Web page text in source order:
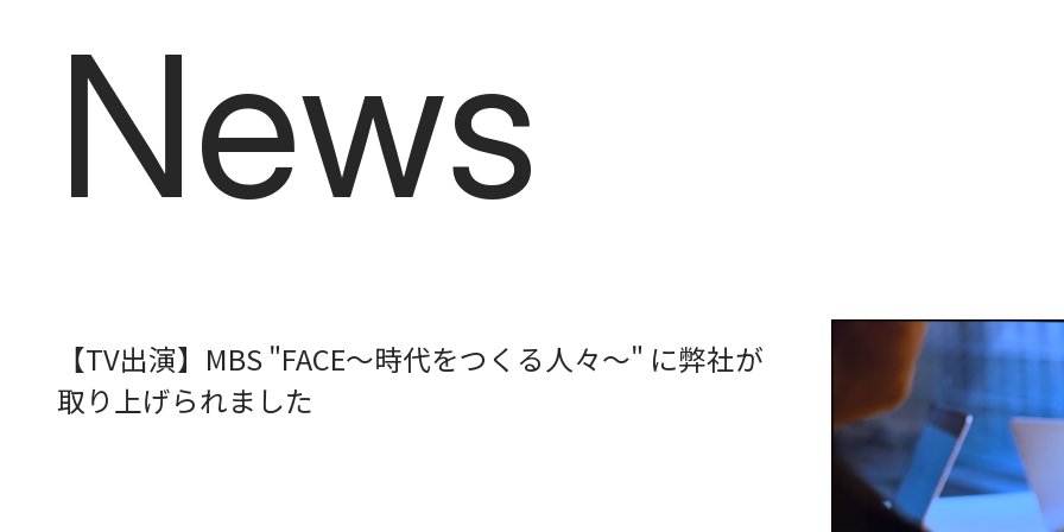
News
News
【TV出演】MBS "FACE〜時代をつくる人々〜" に弊社が
取り上げられました